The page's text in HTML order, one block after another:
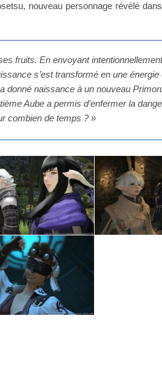
nouveau personnage révélé dans
fruits. En envoyant
s’est transformé en une
donné naissance à un nouveau
Aube a permis d’enfermer la
combien de temps ? »